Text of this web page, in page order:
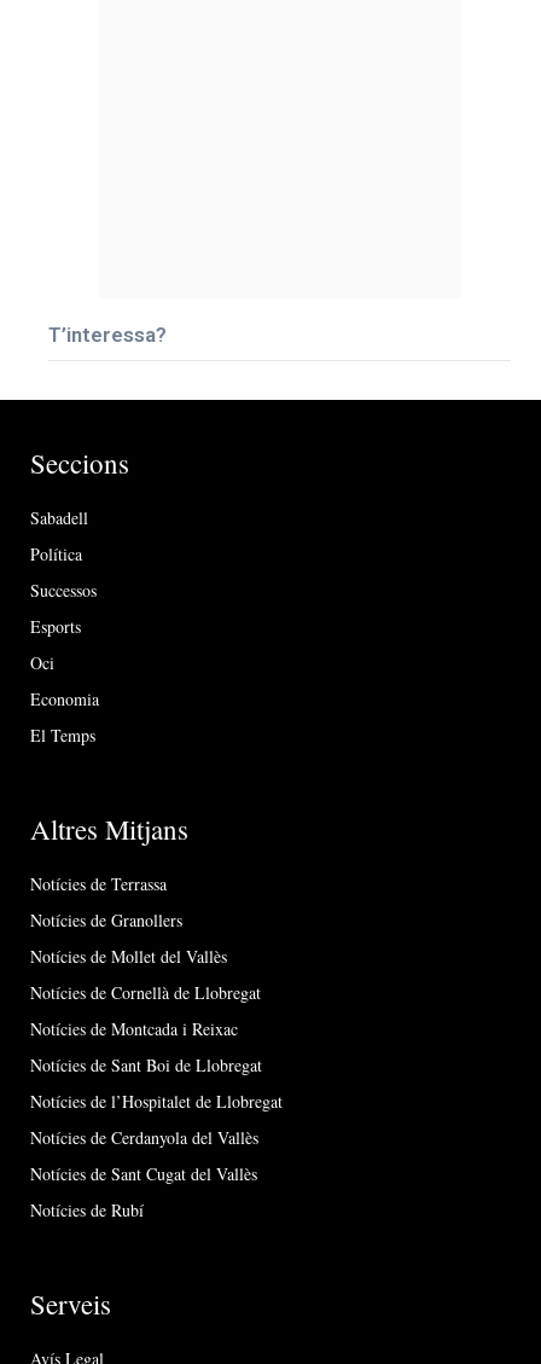
T’interessa?
Seccions
Sabadell
Política
Successos
Esports
Oci
Economia
El Temps
Altres Mitjans
Notícies de Terrassa
Notícies de Granollers
Notícies de Mollet del Vallès
Notícies de Cornellà de Llobregat
Notícies de Montcada i Reixac
Notícies de Sant Boi de Llobregat
Notícies de l’Hospitalet de Llobregat
Notícies de Cerdanyola del Vallès
Notícies de Sant Cugat del Vallès
Notícies de Rubí
Serveis
Avís Legal